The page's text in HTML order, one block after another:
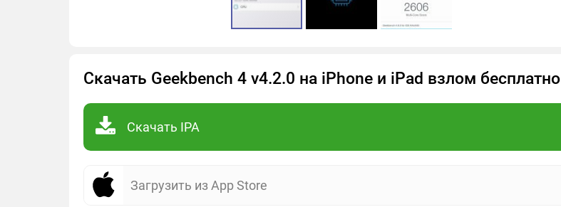
Скачать Geekbench 4 v4.2.0 на iPhone и iPad взлом бесплатно
Скачать IPA
Загрузить из App Store